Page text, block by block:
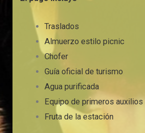
Traslados
Almuerzo estilo picnic
Chofer
Guía oficial de turismo
Agua purificada
Equipo de primeros auxilios
Fruta de la estación